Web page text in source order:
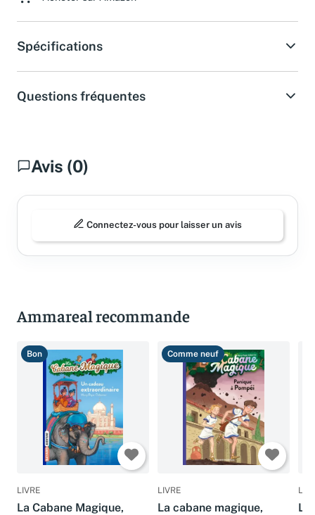
Spécifications
Questions fréquentes
Avis (0)
Connectez-vous pour laisser un avis
Ammareal recommande
Bon
LIVRE
La Cabane Magique,
Comme neuf
LIVRE
La cabane magique,
La